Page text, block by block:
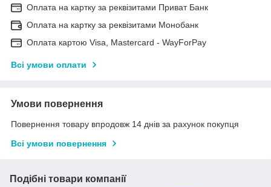
Оплата на картку за реквізитами Приват Банк
Оплата на картку за реквізитами Монобанк
Оплата картою Visa, Mastercard - WayForPay
Всі умови оплати
Умови повернення
Повернення товару впродовж 14 днів за рахунок покупця
Всі умови повернення
Подібні товари компанії